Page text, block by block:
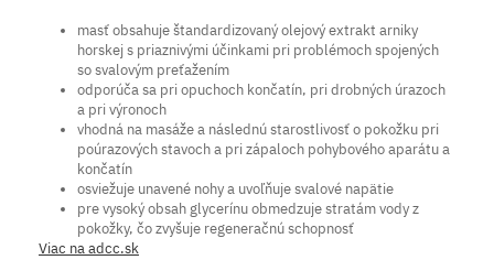
masť obsahuje štandardizovaný olejový extrakt arniky
horskej s priaznivými účinkami pri problémoch spojených
so svalovým preťažením
odporúča sa pri opuchoch končatín, pri drobných úrazoch
a pri výronoch
vhodná na masáže a následnú starostlivosť o pokožku pri
poúrazových stavoch a pri zápaloch pohybového aparátu a
končatín
osviežuje unavené nohy a uvoľňuje svalové napätie
pre vysoký obsah glycerínu obmedzuje stratám vody z
pokožky, čo zvyšuje regeneračnú schopnosť
Viac na adcc.sk